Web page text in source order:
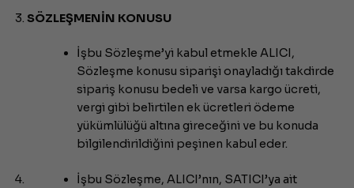
SÖZLEŞMENİN KONUSU
İşbu Sözleşme’yi kabul etmekle ALICI,
Sözleşme konusu siparişi onayladığı takdirde
sipariş konusu bedeli ve varsa kargo ücreti,
vergi gibi belirtilen ek ücretleri ödeme
yükümlülüğü altına gireceğini ve bu konuda
bilgilendirildiğini peşinen kabul eder.
İşbu Sözleşme, ALICI’nın, SATICI’ya ait